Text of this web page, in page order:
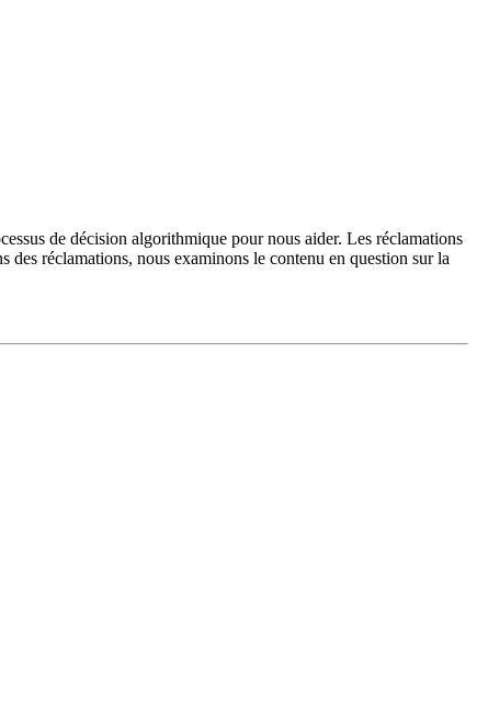
de décision algorithmique pour nous aider. Les réclamations
des réclamations, nous examinons le contenu en question sur la